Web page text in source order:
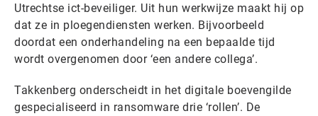
Utrechtse ict-beveiliger. Uit hun werkwijze maakt hij op
dat ze in ploegendiensten werken. Bijvoorbeeld
doordat een onderhandeling na een bepaalde tijd
wordt overgenomen door ‘een andere collega’.
Takkenberg onderscheidt in het digitale boevengilde
gespecialiseerd in ransomware drie ‘rollen’. De